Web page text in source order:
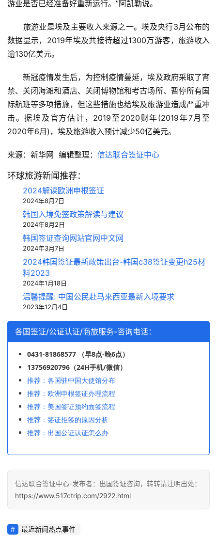
游业是否已经准备好重新运行。”阿凯勒说。
旅游业是埃及主要收入来源之一。埃及央行3月公布的
数据显示，2019年埃及共接待超过1300万游客，旅游收入
逾130亿美元。
新冠疫情发生后，为控制疫情蔓延，埃及政府采取了宵
禁、关闭海滩和酒店、关闭博物馆和考古场所、暂停所有国
际航班等多项措施，但这些措施也给埃及旅游业造成严重冲
击。据埃及官方估计，2019至2020财年(2019年7月至
2020年6月)，埃及旅游收入预计减少50亿美元。
来源：新华网  编辑整理： 信达联合签证中心
环球旅游新闻推荐：
2024解读欧洲申根签证
2024年8月7日
韩国入境免签政策解读与建议
2024年8月2日
韩国签证查询网站官网中文网
2024年3月7日
2024韩国签证最新政策出台-韩国c38签证变更h25材
料2023
2024年1月18日
温馨提醒: 中国公民赴马来西亚最新入境要求
2023年12月4日
各国签证/公证认证/商旅服务-咨询电话：
0431-81868577 （早8点-晚6点）
13756920796（24H手机/微信）
推荐：各国驻中国大使馆分布
推荐：欧洲申根签证办理流程
推荐：美国签证预约面签流程
推荐：签证拒签的原因分析
推荐：出国公证认证怎么办
信达联合签证中心-发布者：出国签证咨询，转转请注明出处：
https://www.517ctrip.com/2922.html
最近新闻热点事件